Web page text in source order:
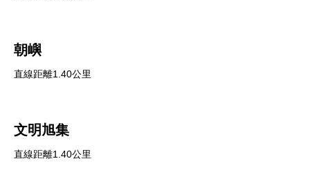
朝嶼
直線距離1.40公里
文明旭集
直線距離1.40公里